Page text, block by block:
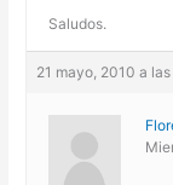
Saludos.
21 mayo, 2010 a